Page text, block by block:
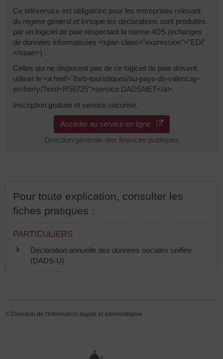
Ce téléservice est obligatoire pour les entreprises relevant
du régime général et lorsque les déclarations sont produites
par un logiciel de paie respectant la norme 4DS (échanges
de données informatisées <span class="expression">"EDI"
</span>) .
Celles qui ne disposent pas de ce logiciel de paie doivent
utiliser le <a href="/heb-touristiques/au-pays-de-valencay-
en-berry/?xml=R56725">service DADSNET</a>.
Inscription gratuite et service sécurisé.
Accéder au service en ligne
Direction générale des finances publiques
Pour toute explication, consulter les
fiches pratiques :
PARTICULIERS
Déclaration annuelle des données sociales unifiée
(DADS-U)
© Direction de l'information légale et administrative